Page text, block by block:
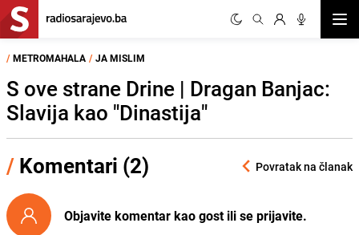
/ METROMAHALA / JA MISLIM
S ove strane Drine | Dragan Banjac:
Slavija kao "Dinastija"
/ Komentari (2) Povratak na članak
Objavite komentar kao gost ili se prijavite.